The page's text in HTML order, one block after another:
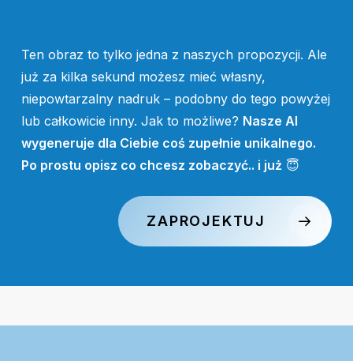
Ten obraz to tylko jedna z naszych propozycji. Ale
już za kilka sekund możesz mieć własny,
niepowtarzalny nadruk – podobny do tego powyżej
lub całkowicie inny. Jak to możliwe? Nasze AI
wygeneruje dla Ciebie coś zupełnie unikalnego.
Po prostu opisz co chcesz zobaczyć.. i już 😇
ZAPROJEKTUJ